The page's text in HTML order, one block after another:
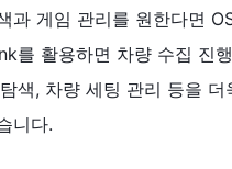
과 게임 관리를 원한다면
를 활용하면 차량 수집 진
색, 차량 세팅 관리 등을 더
니다.